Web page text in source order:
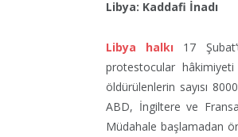
Libya: Kaddafi İnadı
Libya halkı 17
protestocular
öldürülenlerin sayısı
ABD, İngiltere ve
Müdahale başlamadan